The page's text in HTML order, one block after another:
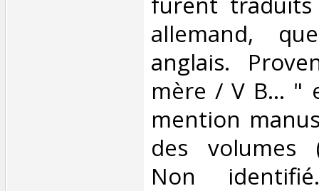
allemand,
anglais.
mère / V B... "
mention
des volumes
Non